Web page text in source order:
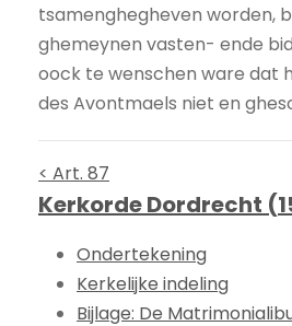
tsamenghegheven worden,
ghemeynen vasten- ende
oock te wenschen ware dat
des Avontmaels niet en
< Art. 87
Kerkorde Dordrecht
Ondertekening
Kerkelijke indeling
Bijlage: De